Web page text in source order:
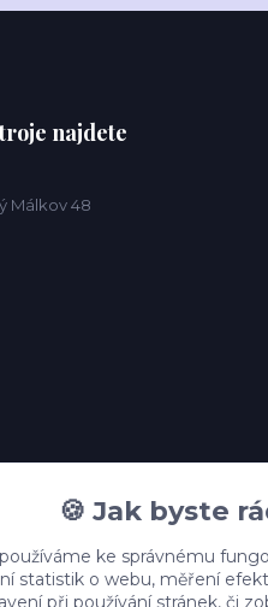
najdete
Málkov 48
🍪 Jak byste
ke správnému
statistik o webu, měření
při používání stránek, či